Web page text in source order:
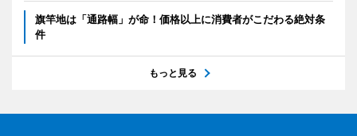
旗竿地は「通路幅」が命！価格以上に消費者がこだわる絶対条
件
もっと見る